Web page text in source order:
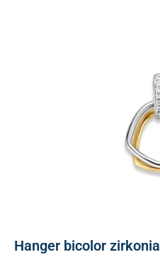
Hanger bicolor zirkonia